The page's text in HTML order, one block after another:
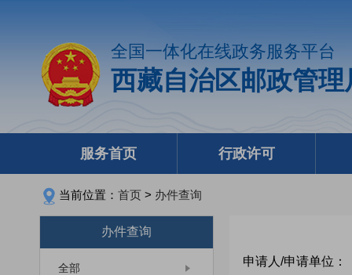
全国一体化在线政务服务平台
西藏自治区邮政管
服务首页 行政许可
当前位置： 首页 > 办件查询
办件查询
全部 申请人/申请单位：